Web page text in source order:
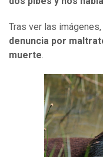
Tras ver las
denuncia por
muerte.